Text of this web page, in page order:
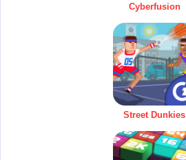
Cyberfusion
Street Dunkies